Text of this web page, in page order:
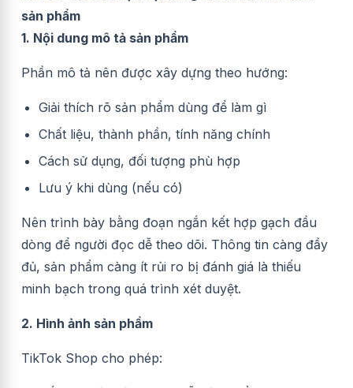
sản phẩm
1. Nội dung mô tả sản phẩm
Phần mô tả nên được xây dựng theo hướng:
Giải thích rõ sản phẩm dùng để làm gì
Chất liệu, thành phần, tính năng chính
Cách sử dụng, đối tượng phù hợp
Lưu ý khi dùng (nếu có)
Nên trình bày bằng đoạn ngắn kết hợp gạch đầu
dòng để người đọc dễ theo dõi. Thông tin càng đầy
đủ, sản phẩm càng ít rủi ro bị đánh giá là thiếu
minh bạch trong quá trình xét duyệt.
2. Hình ảnh sản phẩm
TikTok Shop cho phép: